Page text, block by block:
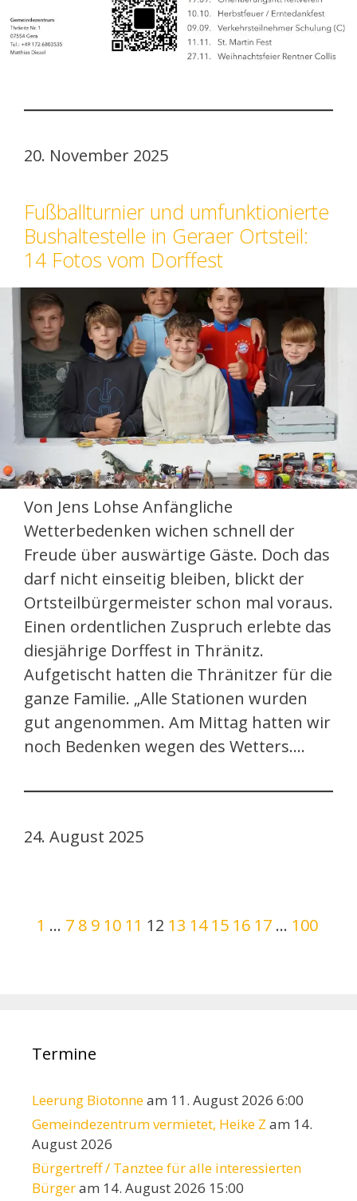
20. November 2025
Fußballturnier und umfunktionierte
Bushaltestelle in Geraer Ortsteil:
14 Fotos vom Dorffest
Von Jens Lohse Anfängliche
Wetterbedenken wichen schnell der
Freude über auswärtige Gäste. Doch das
darf nicht einseitig bleiben, blickt der
Ortsteilbürgermeister schon mal voraus.
Einen ordentlichen Zuspruch erlebte das
diesjährige Dorffest in Thränitz.
Aufgetischt hatten die Thränitzer für die
ganze Familie. „Alle Stationen wurden
gut angenommen. Am Mittag hatten wir
noch Bedenken wegen des Wetters.…
24. August 2025
1 … 7 8 9 10 11 12 13 14 15 16 17 … 100
Termine
Leerung Biotonneam 11. August 2026 6:00
Gemeindezentrum vermietet, Heike Z am 14.
August 2026
Bürgertreff / Tanztee für alle interessierten
Bürgeram 14. August 2026 15:00